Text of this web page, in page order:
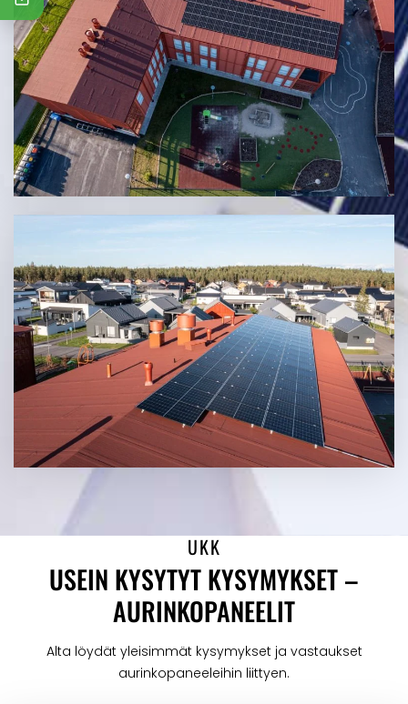
UKK
USEIN KYSYTYT KYSYMYKSET –
AURINKOPANEELIT
Alta löydät yleisimmät kysymykset ja vastaukset
aurinkopaneeleihin liittyen.